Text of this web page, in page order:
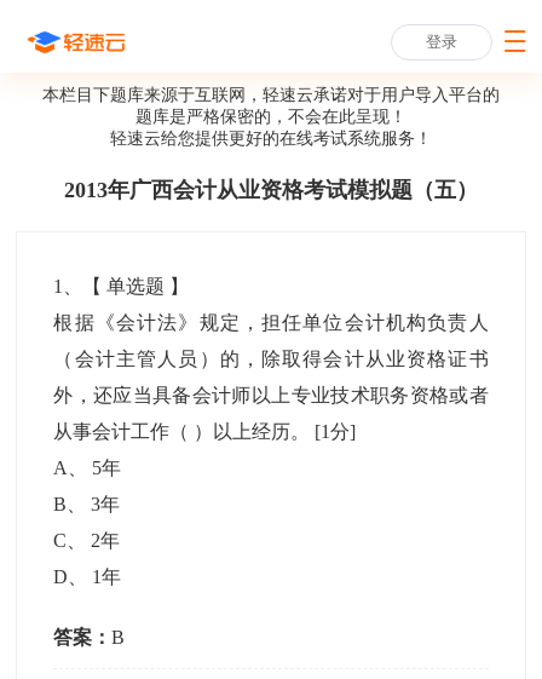
登录
本栏目下题库来源于互联网，轻速云承诺对于用户导入平台的
题库是严格保密的，不会在此呈现！
轻速云给您提供更好的在线考试系统服务！
2013年广西会计从业资格考试模拟题（五）
1 、【单选题 】
根据《会计法》规定，担任单位会计机构负责人
（会计主管人员）的，除取得会计从业资格证书
外，还应当具备会计师以上专业技术职务资格或者
从事会计工作（ ）以上经历。 [1分]
A
5年
B 、3年
C
2年
D
1年
答案：B